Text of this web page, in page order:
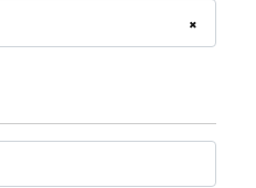
Direitos Humanos
×